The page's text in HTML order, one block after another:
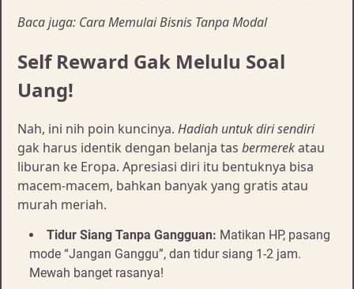
Baca juga: Cara Memulai Bisnis Tanpa Modal
Self Reward Gak Melulu Soal
Uang!
Nah, ini nih poin kuncinya. Hadiah untuk diri sendiri
gak harus identik dengan belanja tas bermerekatau
liburan ke Eropa. Apresiasi diri itu bentuknya bisa
macem-macem, bahkan banyak yang gratis atau
murah meriah.
Tidur Siang Tanpa Gangguan: Matikan HP, pasang
mode “Jangan Ganggu”, dan tidur siang 1-2 jam.
Mewah banget rasanya!